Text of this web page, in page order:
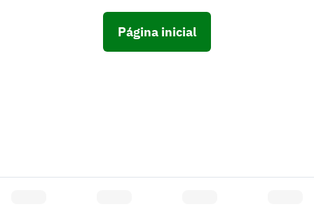
Página inicial